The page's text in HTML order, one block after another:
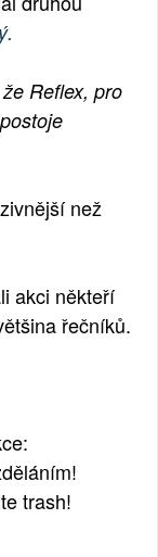
Reflex, pro
než
akci někteří
řečníků.
trash!